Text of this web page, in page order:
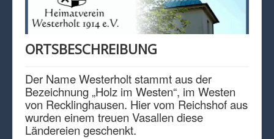
IMPRESSUM
DATENSCHUTZ
ORTSBESCHREIBUNG
Der Name Westerholt stammt aus der
Bezeichnung „Holz im Westen“, im Westen
von Recklinghausen. Hier vom Reichshof aus
wurden einem treuen Vasallen diese
Ländereien geschenkt.